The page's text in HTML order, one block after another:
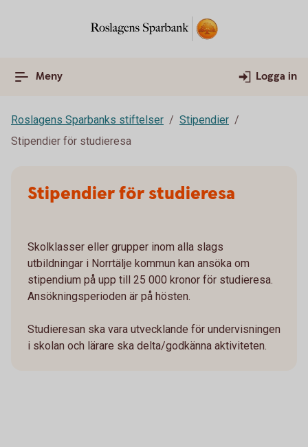
Meny Logga in
Roslagens Sparbanks stiftelser
Stipendier
Stipendier för studieresa
Stipendier för studieresa
Skolklasser eller grupper inom alla slags
utbildningar i Norrtälje kommun kan ansöka om
stipendium på upp till 25 000 kronor för studieresa.
Ansökningsperioden är på hösten.
Studieresan ska vara utvecklande för undervisningen
i skolan och lärare ska delta/godkänna aktiviteten.